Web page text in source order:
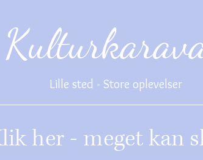
Lille sted - Store oplevelser
her - meget kan